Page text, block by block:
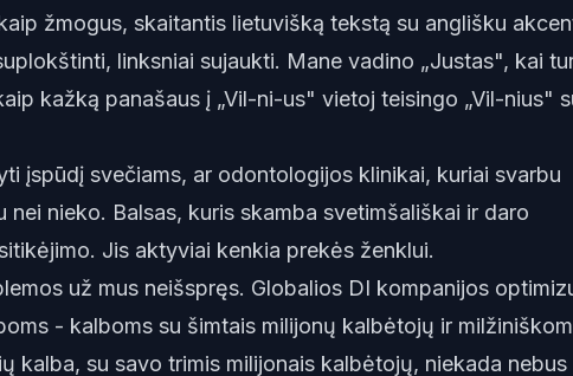
žmogus, skaitantis lietuvišką tekstą su anglišku
linksniai sujaukti. Mane vadino „Justas", kai
kažką panašaus į „Vil-ni-us" vietoj teisingo „Vil-nius"
įspūdį svečiams, ar odontologijos klinikai, kuriai svarbu
nieko. Balsas, kuris skamba svetimšališkai ir daro
Jis aktyviai kenkia prekės ženklui.
už mus neišspręs. Globalios DI kompanijos
- kalboms su šimtais milijonų kalbėtojų ir
kalba, su savo trimis milijonais kalbėtojų, niekada nebus